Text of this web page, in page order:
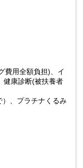
費用全額負担)、イ
健康診断(被扶養者
、プラチナくるみ